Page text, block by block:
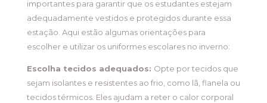
importantes para garantir que os estudantes estejam
adequadamente vestidos e protegidos durante essa
estação. Aqui estão algumas orientações para
escolher e utilizar os uniformes escolares no inverno:
Escolha tecidos adequados: Opte por tecidos que
sejam isolantes e resistentes ao frio, como lã, flanela ou
tecidos térmicos. Eles ajudam a reter o calor corporal